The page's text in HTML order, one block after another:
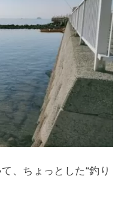
、ちょっとした“釣り